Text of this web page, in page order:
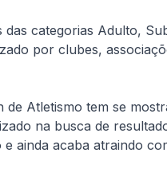
das categorias Adulto,
por clubes,
de Atletismo tem se
na busca de
e ainda acaba atraindo